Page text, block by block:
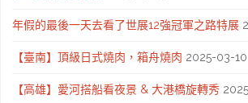
年假的最後一天去看了世展12強冠軍之路特展
【臺南】頂級日式燒肉，箱舟燒肉 2025-03-10
【高雄】愛河搭船看夜景 & 大港橋旋轉秀